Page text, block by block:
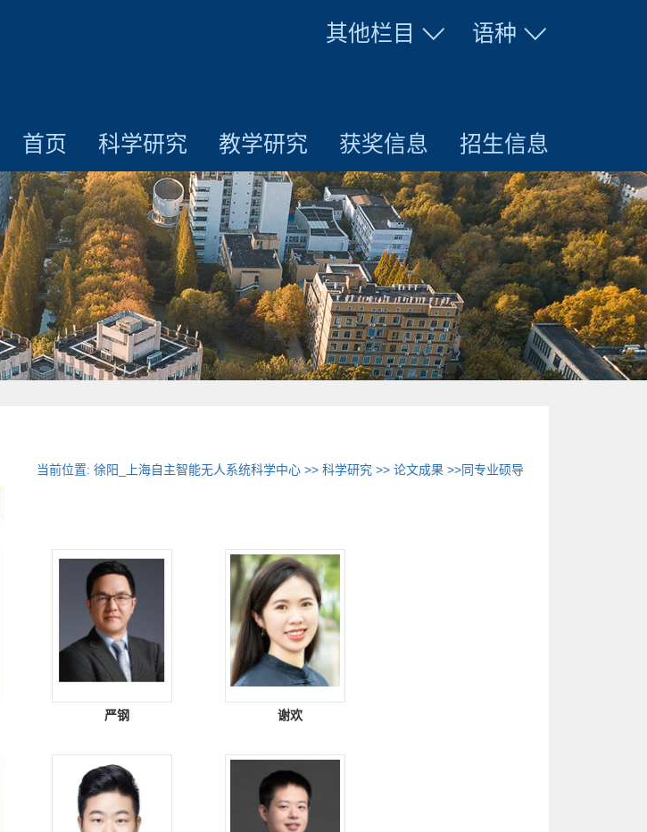
其他栏目 语种
首页 科学研究 教学研究 获奖信息 招生信息
当前位置:徐阳_上海自主智能无人系统科学中心 >>科学研究 >>论文成果 >>同专业硕导
严钢 谢欢